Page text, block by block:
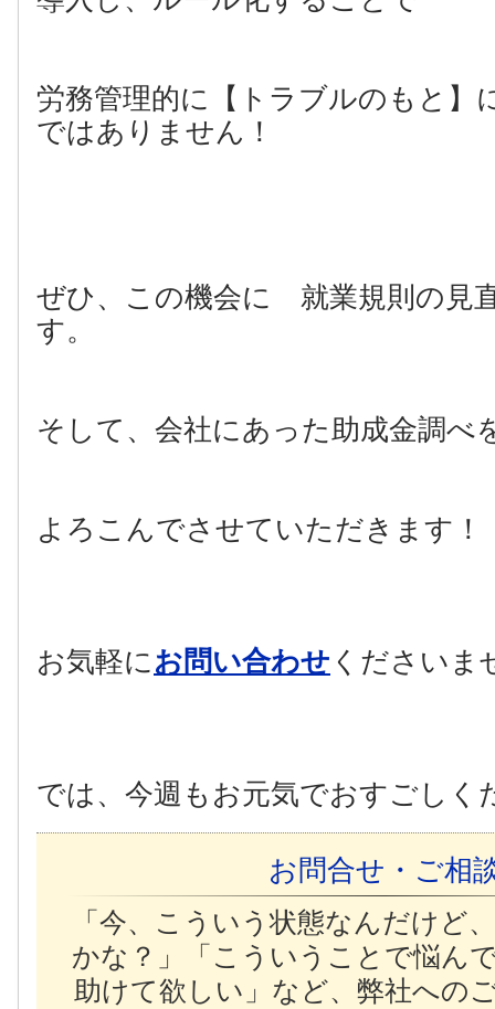
労務管理的に【トラブルのもと】
ではありません！
ぜひ、この機会に 就業規則の見
す。
そして、会社にあった助成金調べ
よろこんでさせていただきます！
お気軽にお問い合わせ くださいま
では、今週もお元気でおすごしく
お問合せ・ご相
「今、こういう状態なんだけど
かな？」「こういうことで悩ん
助けて欲しい」など、弊社への